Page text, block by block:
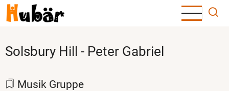
Direkt
zum
Solsbury Hill - Peter Gabriel
Musik Gruppe